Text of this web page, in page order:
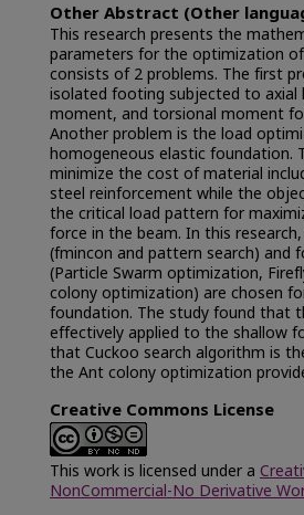
Other Abstract (Other
This research presents the
parameters for the optimization
consists of 2 problems. The first
isolated footing subjected to axial
moment, and torsional moment
Another problem is the load
homogeneous elastic
minimize the cost of material
steel reinforcement while the
the critical load pattern for
force in the beam. In this
(fmincon and pattern search) and
(Particle Swarm optimization,
colony optimization) are chosen
foundation. The study found that
effectively applied to the shallow
that Cuckoo search algorithm is
the Ant colony optimization
Creative Commons License
This work is licensed under a
NonCommercial-No Derivative